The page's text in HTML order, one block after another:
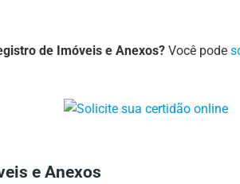
de Imóveis e Anexos? Você pode
e Anexos